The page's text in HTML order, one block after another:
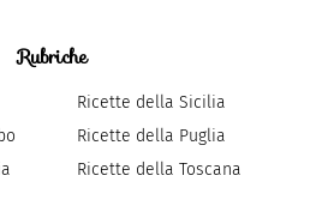
Rubriche
Ricette della Sicilia
Ricette della Puglia
Ricette della Toscana